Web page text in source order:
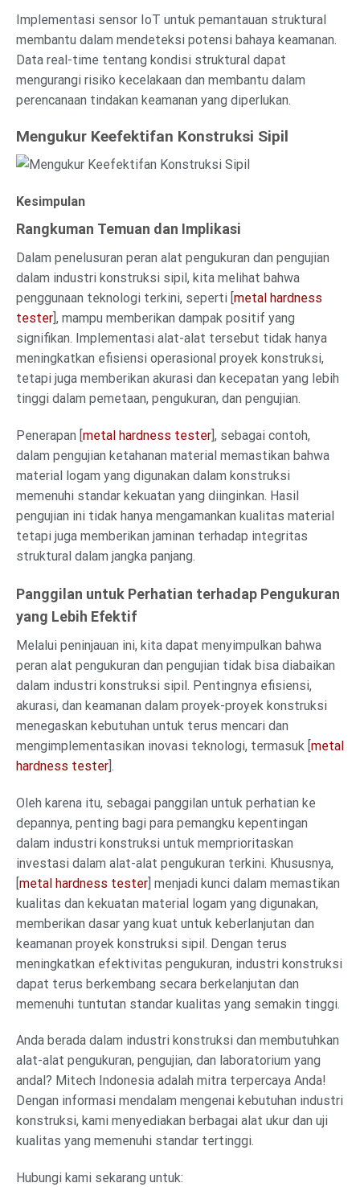
Implementasi sensor IoT untuk pemantauan struktural
membantu dalam mendeteksi potensi bahaya keamanan.
Data real-time tentang kondisi struktural dapat
mengurangi risiko kecelakaan dan membantu dalam
perencanaan tindakan keamanan yang diperlukan.
Mengukur Keefektifan Konstruksi Sipil
Kesimpulan
Rangkuman Temuan dan Implikasi
Dalam penelusuran peran alat pengukuran dan pengujian
dalam industri konstruksi sipil, kita melihat bahwa
penggunaan teknologi terkini, seperti [ metal hardness
tester ], mampu memberikan dampak positif yang
signifikan. Implementasi alat-alat tersebut tidak hanya
meningkatkan efisiensi operasional proyek konstruksi,
tetapi juga memberikan akurasi dan kecepatan yang lebih
tinggi dalam pemetaan, pengukuran, dan pengujian.
Penerapan [metal hardness tester], sebagai contoh,
dalam pengujian ketahanan material memastikan bahwa
material logam yang digunakan dalam konstruksi
memenuhi standar kekuatan yang diinginkan. Hasil
pengujian ini tidak hanya mengamankan kualitas material
tetapi juga memberikan jaminan terhadap integritas
struktural dalam jangka panjang.
Panggilan untuk Perhatian terhadap Pengukuran
yang Lebih Efektif
Melalui peninjauan ini, kita dapat menyimpulkan bahwa
peran alat pengukuran dan pengujian tidak bisa diabaikan
dalam industri konstruksi sipil. Pentingnya efisiensi,
akurasi, dan keamanan dalam proyek-proyek konstruksi
menegaskan kebutuhan untuk terus mencari dan
mengimplementasikan inovasi teknologi, termasuk [metal
hardness tester].
Oleh karena itu, sebagai panggilan untuk perhatian ke
depannya, penting bagi para pemangku kepentingan
dalam industri konstruksi untuk memprioritaskan
investasi dalam alat-alat pengukuran terkini. Khususnya,
[metal hardness tester] menjadi kunci dalam memastikan
kualitas dan kekuatan material logam yang digunakan,
memberikan dasar yang kuat untuk keberlanjutan dan
keamanan proyek konstruksi sipil. Dengan terus
meningkatkan efektivitas pengukuran, industri konstruksi
dapat terus berkembang secara berkelanjutan dan
memenuhi tuntutan standar kualitas yang semakin tinggi.
Anda berada dalam industri konstruksi dan membutuhkan
alat-alat pengukuran, pengujian, dan laboratorium yang
andal? Mitech Indonesia adalah mitra terpercaya Anda!
Dengan informasi mendalam mengenai kebutuhan industri
konstruksi, kami menyediakan berbagai alat ukur dan uji
kualitas yang memenuhi standar tertinggi.
Hubungi kami sekarang untuk: